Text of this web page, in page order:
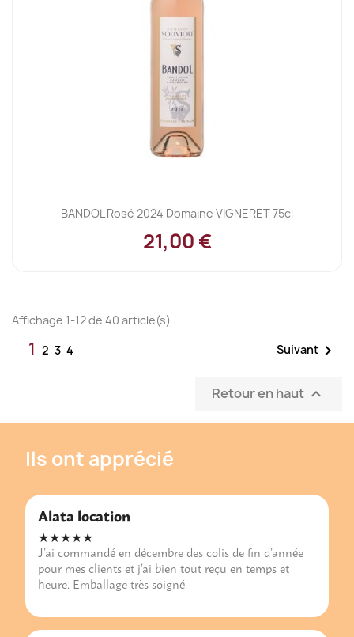
BANDOL Rosé 2024 Domaine VIGNERET 75cl
21,00 €
Affichage 1-12 de 40 article(s)
1 2 3 4 Suivant 
Retour en haut 
Ils ont apprécié
Alata location
★★★★★
J’ai commandé en décembre des colis de fin d’année
pour mes clients et j’ai bien tout reçu en temps et
heure. Emballage très soigné